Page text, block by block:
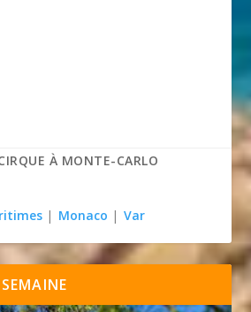
À MONTE-CARLO
| Monaco | Var